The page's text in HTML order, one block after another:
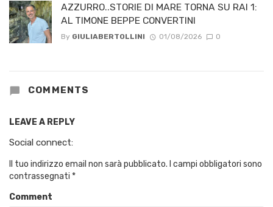
AZZURRO..STORIE DI MARE TORNA SU RAI 1:
AL TIMONE BEPPE CONVERTINI
By GIULIABERTOLLINI 01/08/2026 0
COMMENTS
LEAVE A REPLY
Social connect:
Il tuo indirizzo email non sarà pubblicato. I campi obbligatori sono
contrassegnati *
Comment